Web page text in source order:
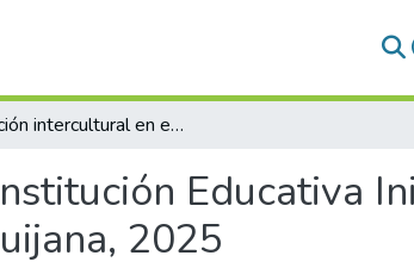
Educación intercultural en el contexto de la Institución Educativa Inicial 1371 en niños de 5 años del Distrito de Quiquijana, 2025
Educativa
2025